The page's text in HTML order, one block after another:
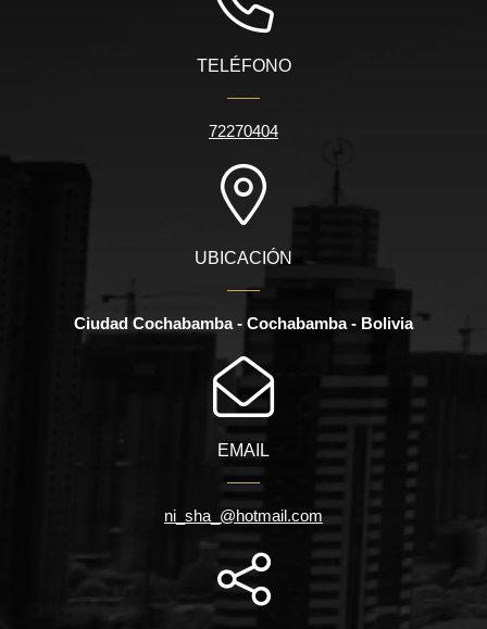
TELÉFONO
72270404
UBICACIÓN
Ciudad Cochabamba - Cochabamba - Bolivia
EMAIL
ni_sha_@hotmail.com